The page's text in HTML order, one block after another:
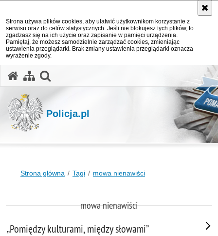
Strona używa plików cookies, aby ułatwić użytkownikom korzystanie z
serwisu oraz do celów statystycznych. Jeśli nie blokujesz tych plików, to
zgadzasz się na ich użycie oraz zapisanie w pamięci urządzenia.
Pamiętaj, że możesz samodzielnie zarządzać cookies, zmieniając
ustawienia przeglądarki. Brak zmiany ustawienia przeglądarki oznacza
wyrażenie zgody.
Policja.pl
Strona główna Tagi mowa nienawiści
mowa nienawiści
„Pomiędzy kulturami, między słowami”